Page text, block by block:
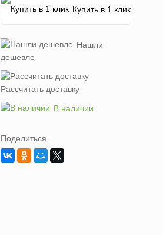
Купить в 1 клик
Нашли
дешевле
Рассчитать доставку
В наличии
Поделиться